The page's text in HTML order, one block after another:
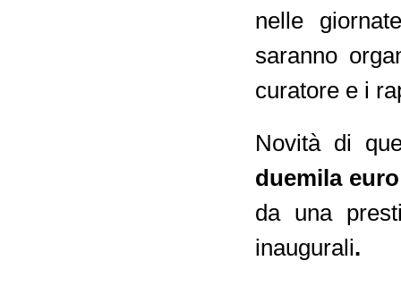
nelle
saranno
curatore e i
Novità di
duemila
da una
inaugurali.